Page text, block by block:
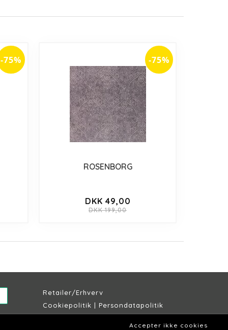
-75% -75%
ROSENBORG
DKK 49,00
DKK 199,00
Retailer/Erhverv
Cookiepolitik | Persondatapolitik
Accepter ikke cookies